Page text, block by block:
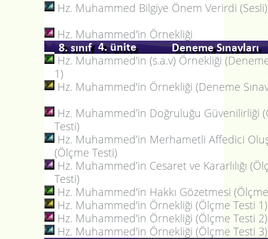
Hz. Muhammed Bilgiye Önem Verirdi (Sesli)
Hz. Muhammed'in Örnekliği
Hz. Muhammed'in (s.a.v) Örnekliği (Deneme
1)
Hz. Muhammed'in Örnekliği (Deneme
Hz. Muhammed’in Doğruluğu Güvenilirliği
Testi)
Hz. Muhammed’in Merhametli Affedici
(Ölçme Testi)
Hz. Muhammed’in Cesaret ve Kararlılığı
Testi)
Hz. Muhammed'in Hakkı Gözetmesi
Hz. Muhammed'in Örnekliği (Ölçme Testi 1)
Hz. Muhammed'in Örnekliği (Ölçme Testi 2)
Hz. Muhammed'in Örnekliği (Ölçme Testi 3)